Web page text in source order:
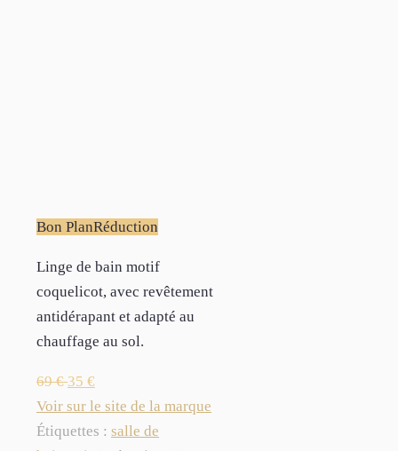
Bon PlanRéduction
Linge de bain motif
coquelicot, avec revêtement
antidérapant et adapté au
chauffage au sol.
69€ 35 €
Voir sur le site de la marque
Étiquettes : salle de